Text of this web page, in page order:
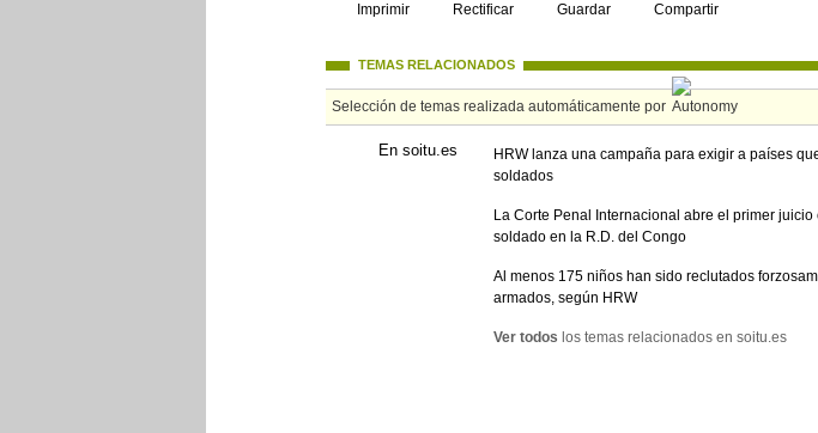
Imprimir Rectificar Guardar Compartir
TEMAS RELACIONADOS
Selección de temas realizada automáticamente por
En soitu.es
HRW lanza una campaña para exigir a países
soldados
La Corte Penal Internacional abre el primer
soldado en la R.D. del Congo
Al menos 175 niños han sido reclutados
armados, según HRW
Ver todos los temas relacionados en soitu.es